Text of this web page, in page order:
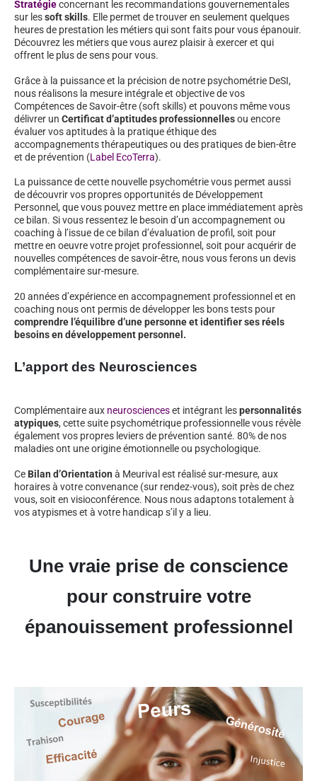
Stratégieconcernant les recommandations gouvernementales
sur lessoft skills. Elle permet de trouver en seulement quelques
heures de prestation les métiers qui sont faits pour vous épanouir.
Découvrez les métiers que vous aurez plaisir à exercer et qui
offrent le plus de sens pour vous.
Grâce à la puissance et la précision de notre psychométrie DeSI,
nous réalisons la mesure intégrale et objective de vos
Compétences de Savoir-être (soft skills) et pouvons même vous
délivrer un Certificat d’aptitudes professionnellesou encore
évaluer vos aptitudes à la pratique éthique des
accompagnements thérapeutiques ou des pratiques de bien-être
et de prévention (Label EcoTerra).
La puissance de cette nouvelle psychométrie vous permet aussi
de découvrir vos propres opportunités de Développement
Personnel, que vous pouvez mettre en place immédiatement après
ce bilan. Si vous ressentez le besoin d’un accompagnement ou
coaching à l’issue de ce bilan d’évaluation de profil, soit pour
mettre en oeuvre votre projet professionnel, soit pour acquérir de
nouvelles compétences de savoir-être, nous vous ferons un devis
complémentaire sur-mesure.
20 années d’expérience en accompagnement professionnel et en
coaching nous ont permis de développer les bons tests pour
comprendre l’équilibre d’une personne et identifier ses réels
besoins en développement personnel.
L’apport des Neurosciences
Complémentaire aux neuroscienceset intégrant lespersonnalités
atypiques, cette suite psychométrique professionnelle vous révèle
également vos propres leviers de prévention santé. 80% de nos
maladies ont une origine émotionnelle ou psychologique.
Ce Bilan d’Orientation à Meurival est réalisé sur-mesure, aux
horaires à votre convenance (sur rendez-vous), soit près de chez
vous, soit en visioconférence. Nous nous adaptons totalement à
vos atypismes et à votre handicap s’il y a lieu.
Une vraie prise de conscience
pour construire votre
épanouissement professionnel